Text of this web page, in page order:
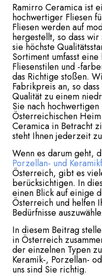
Ramirro Ceramica ist
hochwertiger Fliesen
Fliesen werden auf
hergestellt, so dass
sie höchste
Sortiment umfasst
Fliesenstilen und -
das Richtige stoßen.
Fabrikpreis an, so
Qualität zu einem
Sie nach
Österreichischen
Ceramica in Betracht
steht Ihnen jederzeit
Wenn es darum geht,
Porzellan- und
Österreich, gibt es
berücksichtigen. In
einen Blick auf einige
Österreich und helfen
Bedürfnisse
In diesem Beitrag
in Österreich
der einzelnen Typen
Keramik-, Porzellan-
uns sind Sie richtig.